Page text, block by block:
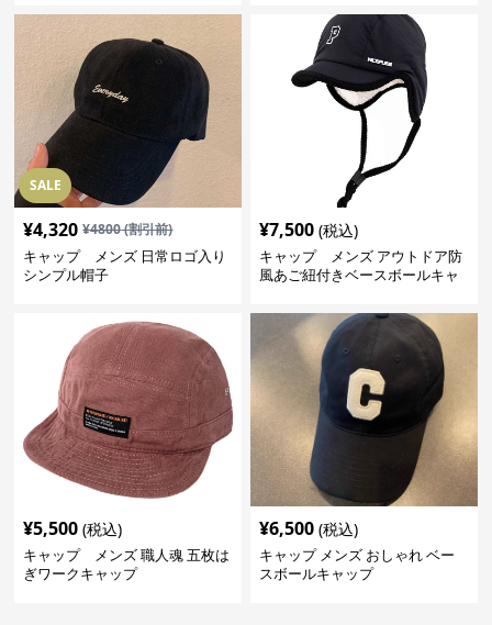
SALE
¥4,320 ¥4800(割引前)
キャップ メンズ 日常ロゴ入り
シンプル帽子
¥7,500 (税込)
キャップ メンズ アウトドア防
風あご紐付きベースボールキャ
¥5,500 (税込)
キャップ メンズ 職人魂 五枚は
ぎワークキャップ
¥6,500 (税込)
キャップ メンズ おしゃれ ベー
スボールキャップ